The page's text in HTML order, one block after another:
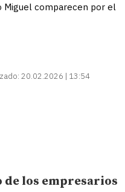
Miguel comparecen por el
20.02.2026 | 13:54
de los empresarios